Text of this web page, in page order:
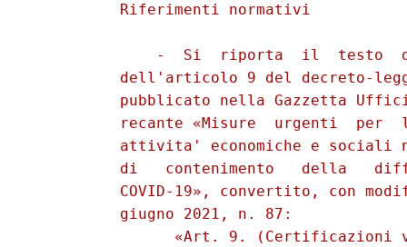
          Riferimenti normativi
-  Si  riporta  il  testo
dell'articolo 9 del decreto-
pubblicato nella Gazzetta
recante «Misure  urgenti  per
attivita' economiche e sociali
di   contenimento   della
COVID-19», convertito, con
          giugno 2021, n. 87:
«Art. 9. (Certificazioni